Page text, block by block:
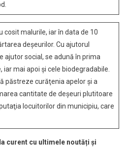
cosit malurile, iar în data de 10
deşeurilor. Cu ajutorul
ajutor social, se adună în prima
mai apoi şi cele biodegradabile.
păstreze curăţenia apelor şi a
cantitate de deşeuri plutitoare
locuitorilor din municipiu, care
curent cu ultimele noutăți și